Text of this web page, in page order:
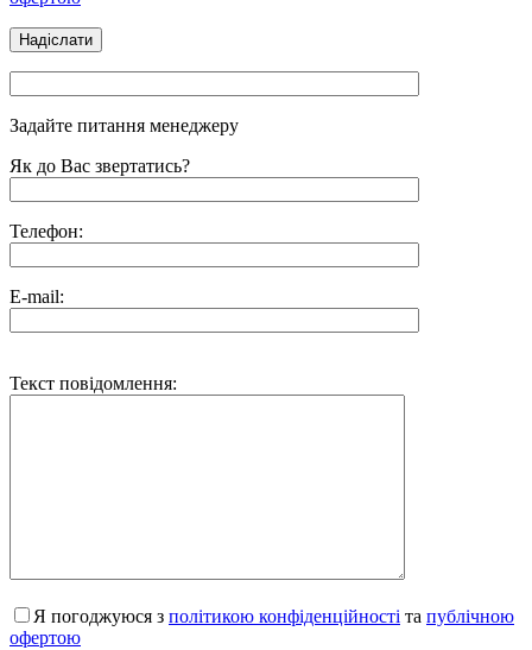
Задайте питання менеджеру
Як до Вас звертатись?
Телефон:
E-mail:
Текст повідомлення:
Я погоджуюся з політикою конфіденційності та публічною
офертою